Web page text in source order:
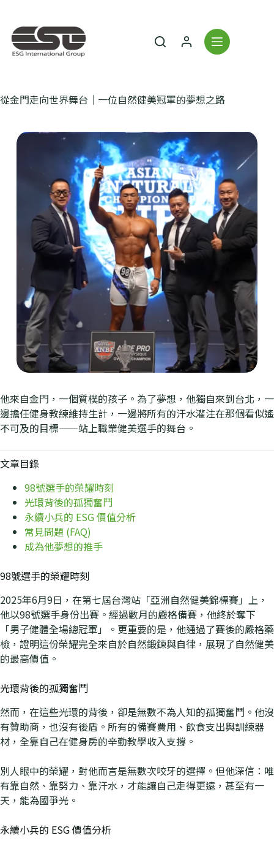
從金門走向世界舞台｜一位自然健美冠軍的夢想之路
他來自金門，一個質樸的孩子。為了夢想，他獨自來到台北，一
邊擔任健身教練維持生計，一邊將所有的汗水灌注在那個看似遙
不可及的目標——站上職業健美選手的舞台。
文章目錄
98號選手的榮耀時刻
光環背後的孤獨奮鬥
永續小兵的 ESG 價值分析
常見問題 (FAQ)
成為他夢想的推手
98號選手的榮耀時刻
2025年6月9日，在第七屆台灣站「亞洲自然健美錦標賽」上，
他以98號選手身份出賽。經過數月的嚴格備賽，他終於奪下
「男子健體全場總冠軍」。更重要的是，他通過了賽後的嚴格藥
檢，證明這份榮耀完全來自於自然鍛鍊與自律，展現了自然健美
的最高價值。
光環背後的孤獨奮鬥
然而，在這些光環的背後，卻是無數不為人知的孤獨奮鬥。他沒
有贊助商，也沒有後盾。所有的備賽費用、飲食支出與訓練器
材，全靠自己在健身房的辛勤教學收入支撐。
別人眼中的榮耀，對他而言是無數次咬牙的選擇。但他深信：唯
有靠自然、靠努力、靠汗水，才能讓自己走得更遠，甚至有一
天，能為國爭光。
永續小兵的 ESG 價值分析